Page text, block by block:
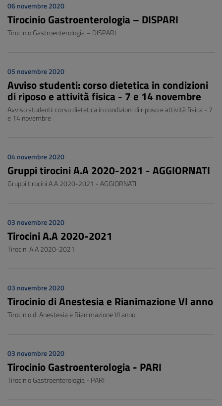
06 novembre 2020
Tirocinio Gastroenterologia – DISPARI
Tirocinio Gastroenterologia – DISPARI
05 novembre 2020
Avviso studenti: corso dietetica in condizioni
di riposo e attività fisica - 7 e 14 novembre
Avviso studenti: corso dietetica in condizioni di riposo e attività fisica - 7
e 14 novembre
04 novembre 2020
Gruppi tirocini A.A 2020-2021 - AGGIORNATI
Gruppi tirocini A.A 2020-2021 - AGGIORNATI
03 novembre 2020
Tirocini A.A 2020-2021
Tirocini A.A 2020-2021
03 novembre 2020
Tirocinio di Anestesia e Rianimazione VI anno
Tirocinio di Anestesia e Rianimazione VI anno
03 novembre 2020
Tirocinio Gastroenterologia - PARI
Tirocinio Gastroenterologia - PARI